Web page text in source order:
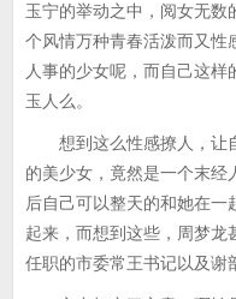
玉宁的举动之中，阅女无数
个风情万种青春活泼而又性
人事的少女呢，而自己这
玉人么。
想到这么性感撩人，让
的美少女，竟然是一个末经
后自己可以整天的和她在一
起来，而想到这些，周梦龙
任职的市委常王书记以及谢